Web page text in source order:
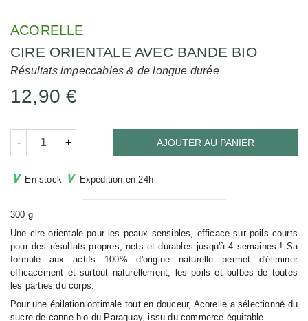
ACORELLE
CIRE ORIENTALE AVEC BANDE BIO
Résultats impeccables & de longue durée
12,90 €
- + AJOUTER AU PANIER
∨ En stock ∨ Expédition en 24h
300 g
Une cire orientale pour les peaux sensibles, efficace sur poils courts
pour des résultats propres, nets et durables jusqu'à 4 semaines ! Sa
formule aux actifs 100% d'origine naturelle permet d'éliminer
efficacement et surtout naturellement, les poils et bulbes de toutes
les parties du corps.
Pour une épilation optimale tout en douceur, Acorelle a sélectionné du
sucre de canne bio du Paraguay, issu du commerce équitable.